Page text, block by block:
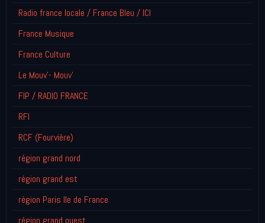
Radio france locale / France Bleu / ICI
France Musique
France Culture
Le Mouv'- Mouv'
FIP / RADIO FRANCE
RFI
RCF (Fourvière)
région grand nord
région grand est
région Paris Ile de France